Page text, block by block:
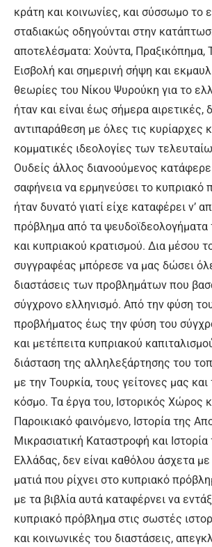
κράτη και κοινωνίες, και σύσσωμο το
σταδιακώς οδηγούνται στην
αποτελέσματα: Χούντα, Πραξικόπημα,
Εισβολή και σημερινή σήψη και
θεωρίες του Νίκου Ψυρούκη για το
ήταν και είναι έως σήμερα αιρετικές,
αντιπαράθεση με όλες τις κυρίαρχες
κομματικές ιδεολογίες των
Ουδείς άλλος διανοούμενος
σαφήνεια να ερμηνεύσει το κυπριακό
ήταν δυνατό γιατί είχε καταφέρει ν’
πρόβλημα από τα ψευδοϊδεολογήματα
και κυπριακού κρατισμού. Δια μέσου
συγγραφέας μπόρεσε να μας δώσει
διαστάσεις των προβλημάτων που
σύγχρονο ελληνισμό. Από την φύση
προβλήματος έως την φύση του
και μετέπειτα κυπριακού
διάσταση της αλληλεξάρτησης του
με την Τουρκία, τους γείτονες μας
κόσμο. Τα έργα του, Ιστορικός Χώρος
Παροικιακό φαινόμενο, Ιστορία της
Μικρασιατική Καταστροφή και
Ελλάδας, δεν είναι καθόλου άσχετα
ματιά που ρίχνει στο κυπριακό
με τα βιβλία αυτά καταφέρνει να
κυπριακό πρόβλημα στις σωστές
και κοινωνικές του διαστάσεις,